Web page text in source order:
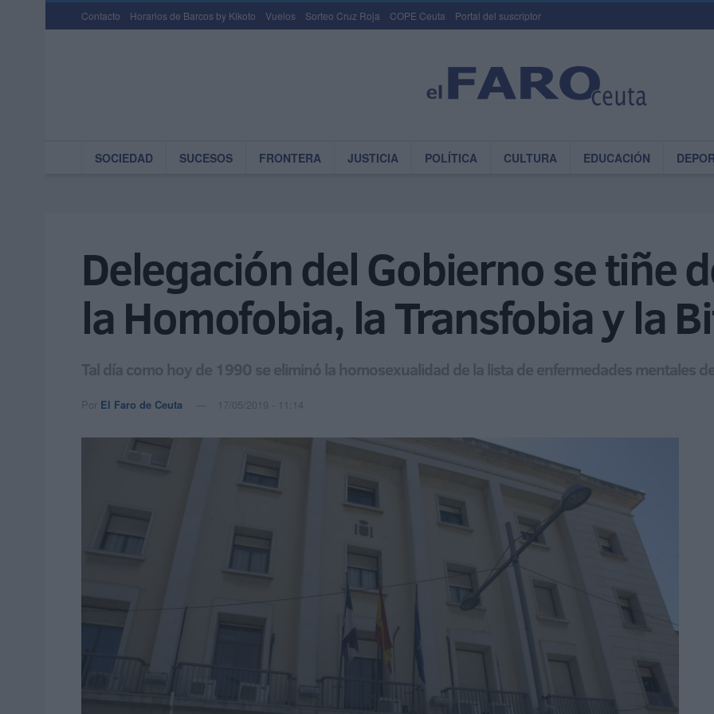
Contacto Horarios de Barcos by Kikoto Vuelos Sorteo Cruz Roja COPE Ceuta Portal del suscriptor
SOCIEDAD SUCESOS FRONTERA JUSTICIA POLÍTICA CULTURA EDUCACIÓN
Delegación del Gobierno se tiñe
la Homofobia, la Transfobia y la
Tal día como hoy de 1990 se eliminó la homosexualidad de la lista de enfermedades mentales
Por El Faro de Ceuta 17/05/2019 - 11:14